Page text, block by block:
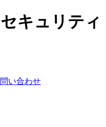
キュリティ
い合わせ